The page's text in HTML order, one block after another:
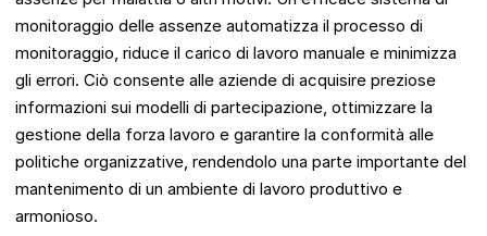
monitoraggio delle assenze automatizza il processo di
monitoraggio, riduce il carico di lavoro manuale e minimizza
gli errori. Ciò consente alle aziende di acquisire preziose
informazioni sui modelli di partecipazione, ottimizzare la
gestione della forza lavoro e garantire la conformità alle
politiche organizzative, rendendolo una parte importante del
mantenimento di un ambiente di lavoro produttivo e
armonioso.